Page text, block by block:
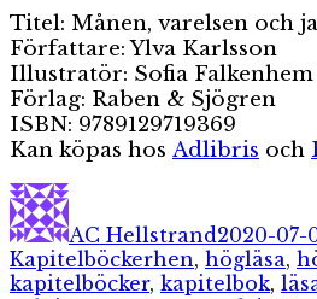
Titel: Månen, varelsen och
Författare: Ylva Karlsson
Illustratör: Sofia Falkenhem
Förlag: Raben & Sjögren
ISBN: 9789129719369
Kan köpas hos Adlibris och
Författare
AC Hellstrand2020-07-
KapitelböckerEtiketter
hen, högläsa,
kapitelböcker, kapitelbok,